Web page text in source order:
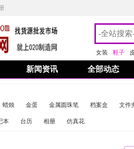
女装 鞋子
新闻资讯 全部动态
蜡烛 金蛋 金属圆珠笔 档案盒 文件
本 台历 相册 仿真花